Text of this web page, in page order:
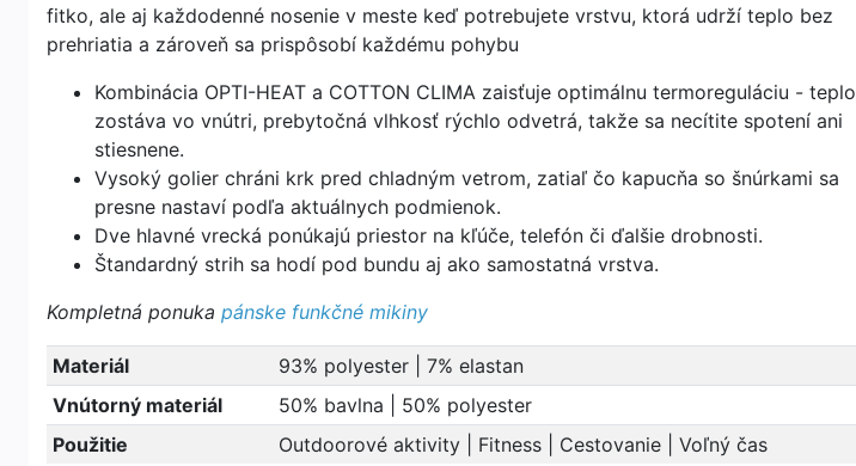
fitko, ale aj každodenné nosenie v meste keď potrebujete vrstvu, ktorá udrží teplo bez
prehriatia a zároveň sa prispôsobí každému pohybu
Kombinácia OPTI-HEAT a COTTON CLIMA zaisťuje optimálnu termoreguláciu - teplo
zostáva vo vnútri, prebytočná vlhkosť rýchlo odvetrá, takže sa necítite spotení ani
stiesnene.
Vysoký golier chráni krk pred chladným vetrom, zatiaľ čo kapucňa so šnúrkami sa
presne nastaví podľa aktuálnych podmienok.
Dve hlavné vrecká ponúkajú priestor na kľúče, telefón či ďalšie drobnosti.
Štandardný strih sa hodí pod bundu aj ako samostatná vrstva.
Kompletná ponuka pánske funkčné mikiny
Materiál
93% polyester | 7% elastan
Vnútorný materiál
50% bavlna | 50% polyester
Použitie
Outdoorové aktivity | Fitness | Cestovanie | Voľný čas